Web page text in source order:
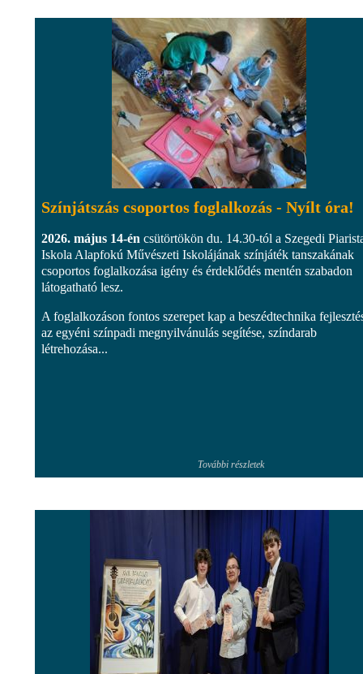
Színjátszás csoportos foglalkozás - Nyílt óra!
2026. május 14-én csütörtökön du. 14.30-tól a Szegedi
Iskola Alapfokú Művészeti Iskolájának színjáték tanszakának
csoportos foglalkozása igény és érdeklődés mentén szabadon
látogatható lesz.
A foglalkozáson fontos szerepet kap a beszédtechnika
az egyéni színpadi megnyilvánulás segítése, színdarab
létrehozása...
További részletek